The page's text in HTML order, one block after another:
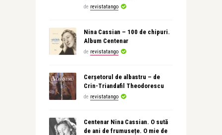
de revistatango
Nina Cassian – 100 de chipuri.
Album Centenar
de revistatango
Cerșetorul de albastru – de
Crin-Triandafil Theodorescu
de revistatango
Centenar Nina Cassian. O sută
de ani de frumusețe. O mie de